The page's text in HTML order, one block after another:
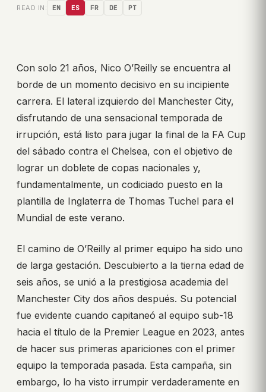
READ IN: EN ES FR DE PT
Con solo 21 años, Nico O’Reilly se encuentra al
borde de un momento decisivo en su incipiente
carrera. El lateral izquierdo del Manchester City,
disfrutando de una sensacional temporada de
irrupción, está listo para jugar la final de la FA Cup
del sábado contra el Chelsea, con el objetivo de
lograr un doblete de copas nacionales y,
fundamentalmente, un codiciado puesto en la
plantilla de Inglaterra de Thomas Tuchel para el
Mundial de este verano.
El camino de O’Reilly al primer equipo ha sido uno
de larga gestación. Descubierto a la tierna edad de
seis años, se unió a la prestigiosa academia del
Manchester City dos años después. Su potencial
fue evidente cuando capitaneó al equipo sub-18
hacia el título de la Premier League en 2023, antes
de hacer sus primeras apariciones con el primer
equipo la temporada pasada. Esta campaña, sin
embargo, lo ha visto irrumpir verdaderamente en